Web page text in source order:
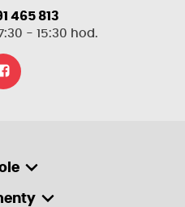
465 813
- 15:30 hod.